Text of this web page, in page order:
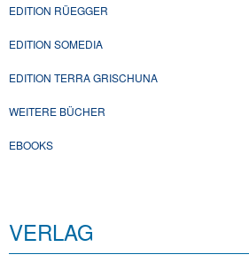
EDITION RÜEGGER
EDITION SOMEDIA
EDITION TERRA GRISCHUNA
WEITERE BÜCHER
EBOOKS
VERLAG